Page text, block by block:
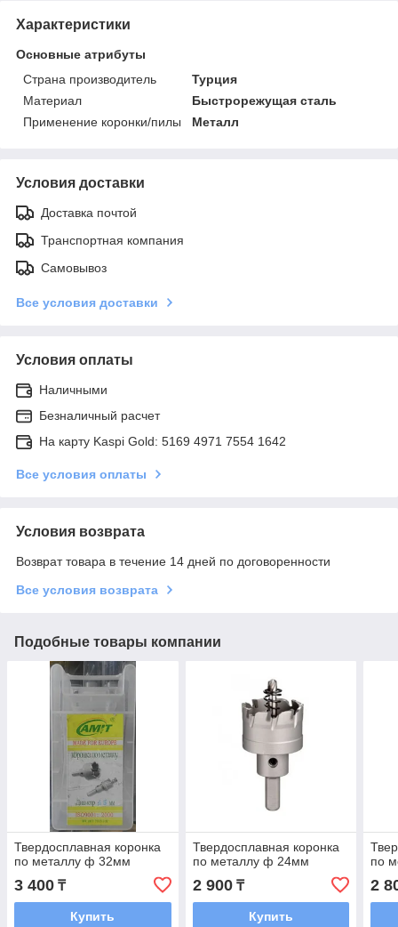
Характеристики
Основные атрибуты
Страна производитель
Турция
Материал
Быстрорежущая сталь
Применение коронки/пилы
Металл
Условия доставки
Доставка почтой
Транспортная компания
Самовывоз
Все условия доставки
Условия оплаты
Наличными
Безналичный расчет
На карту Kaspi Gold: 5169 4971 7554 1642
Все условия оплаты
Условия возврата
Возврат товара в течение 14 дней по договоренности
Все условия возврата
Подобные товары компании
Твердосплавная коронка
по металлу ф 32мм
3 400 ₸
Купить
Твердосплавная коронка
по металлу ф 24мм
2 900₸
Купить
по
2